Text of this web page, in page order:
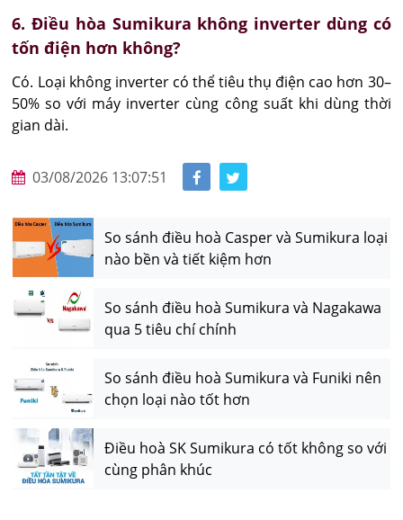
6. Điều hòa Sumikura không inverter dùng có
tốn điện hơn không?
Có. Loại không inverter có thể tiêu thụ điện cao hơn 30–
50% so với máy inverter cùng công suất khi dùng thời
gian dài.
03/08/2026 13:07:51
So sánh điều hoà Casper và Sumikura loại
nào bền và tiết kiệm hơn
So sánh điều hoà Sumikura và Nagakawa
qua 5 tiêu chí chính
So sánh điều hoà Sumikura và Funiki nên
chọn loại nào tốt hơn
Điều hoà SK Sumikura có tốt không so với
cùng phân khúc